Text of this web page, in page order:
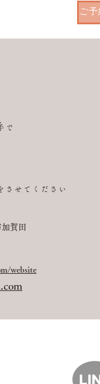
ご
で
させてください
加賀田
website